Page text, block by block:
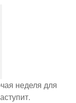
неделя для